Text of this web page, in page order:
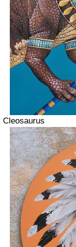
Cleosaurus